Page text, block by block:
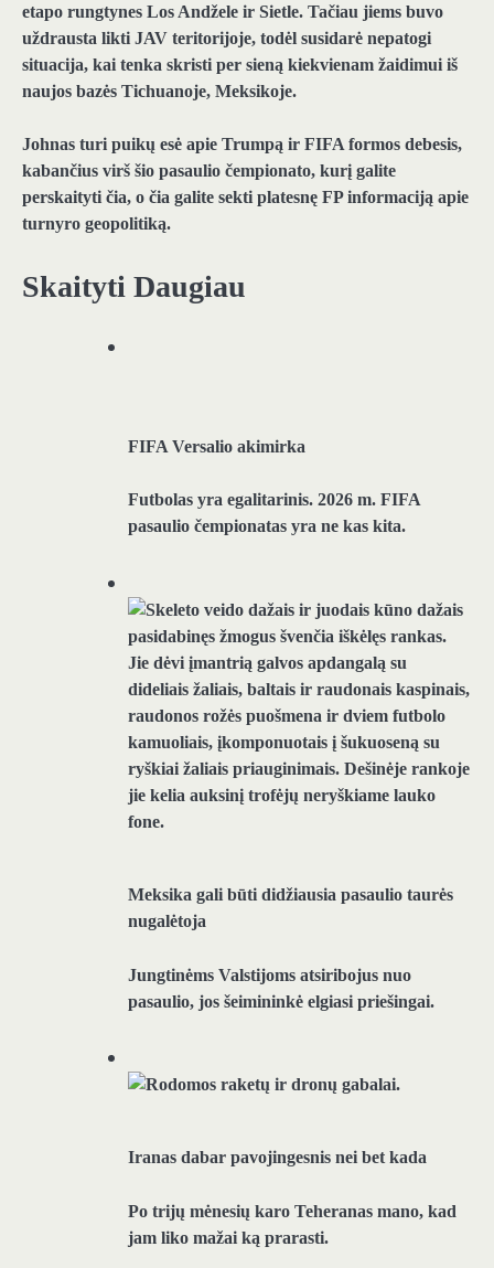
etapo rungtynes ​​Los Andžele ir Sietle. Tačiau jiems buvo
uždrausta likti JAV teritorijoje, todėl susidarė nepatogi
situacija, kai tenka skristi per sieną kiekvienam žaidimui iš
naujos bazės Tichuanoje, Meksikoje.
Johnas turi puikų esė apie Trumpą ir FIFA formos debesis,
kabančius virš šio pasaulio čempionato, kurį galite
perskaityti čia, o čia galite sekti platesnę FP informaciją apie
turnyro geopolitiką.
Skaityti Daugiau
FIFA Versalio akimirka
Futbolas yra egalitarinis. 2026 m. FIFA
pasaulio čempionatas yra ne kas kita.
Meksika gali būti didžiausia pasaulio taurės
nugalėtoja
Jungtinėms Valstijoms atsiribojus nuo
pasaulio, jos šeimininkė elgiasi priešingai.
Iranas dabar pavojingesnis nei bet kada
Po trijų mėnesių karo Teheranas mano, kad
jam liko mažai ką prarasti.